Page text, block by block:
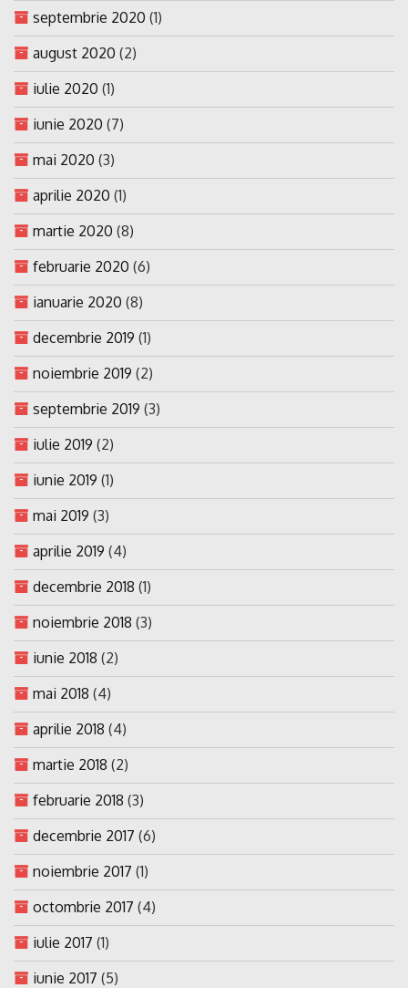
septembrie 2020 (1)
august 2020 (2)
iulie 2020 (1)
iunie 2020 (7)
mai 2020 (3)
aprilie 2020 (1)
martie 2020 (8)
februarie 2020 (6)
ianuarie 2020 (8)
decembrie 2019 (1)
noiembrie 2019 (2)
septembrie 2019 (3)
iulie 2019 (2)
iunie 2019 (1)
mai 2019 (3)
aprilie 2019 (4)
decembrie 2018 (1)
noiembrie 2018 (3)
iunie 2018 (2)
mai 2018 (4)
aprilie 2018 (4)
martie 2018 (2)
februarie 2018 (3)
decembrie 2017 (6)
noiembrie 2017 (1)
octombrie 2017 (4)
iulie 2017 (1)
iunie 2017 (5)